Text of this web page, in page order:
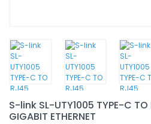
S-link SL-UTY1005 TYPE-C
GIGABIT ETHERNET